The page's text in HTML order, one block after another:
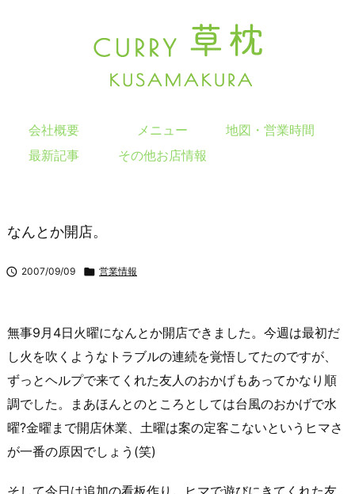
会社概要 メニュー
地図・営業時間
最新記事
その他お店情報
なんとか開店。
 2007/09/09  営業情報
無事9月4日火曜になんとか開店できました。今週は最初だ
し火を吹くようなトラブルの連続を覚悟してたのですが、
ずっとヘルプで来てくれた友人のおかげもあってかなり順
調でした。まあほんとのところとしては台風のおかげで水
曜?金曜まで開店休業、土曜は案の定客こないというヒマさ
が一番の原因でしょう(笑)